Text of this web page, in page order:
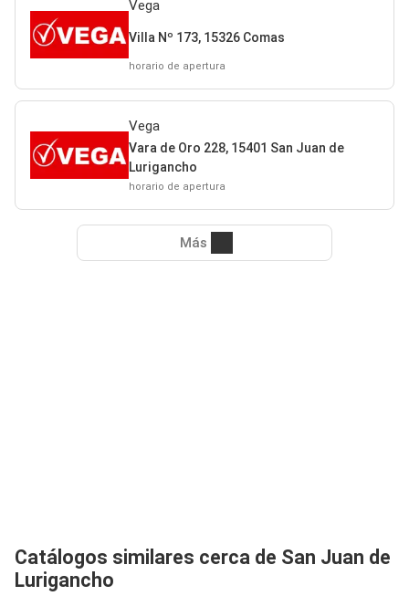
Vega
Villa Nº 173, 15326 Comas
horario de apertura
Vega
Vara de Oro 228, 15401 San Juan de
Lurigancho
horario de apertura
Más
Catálogos similares cerca de San Juan de
Lurigancho